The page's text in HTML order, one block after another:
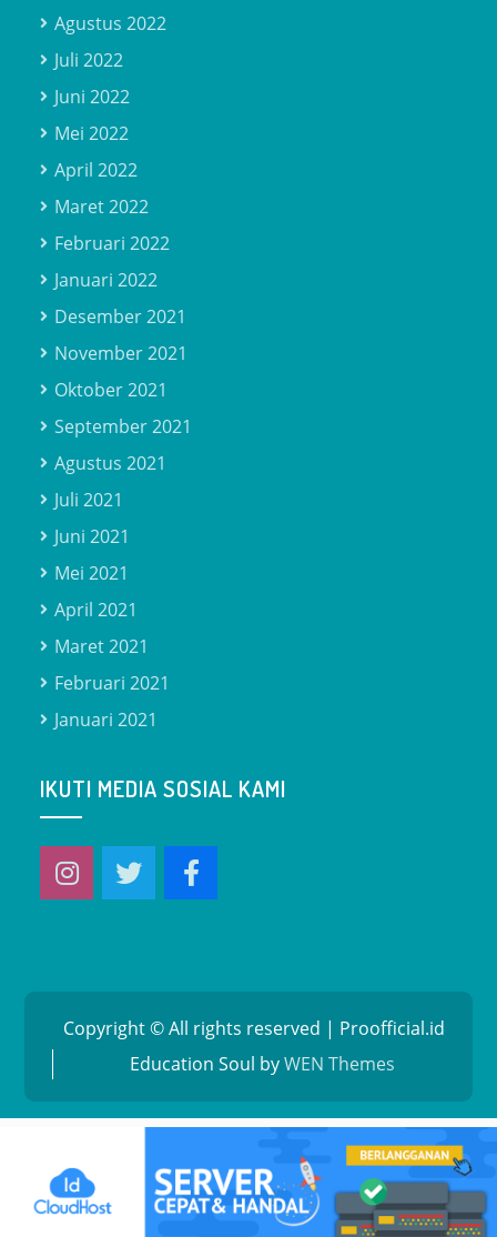
Agustus 2022
Juli 2022
Juni 2022
Mei 2022
April 2022
Maret 2022
Februari 2022
Januari 2022
Desember 2021
November 2021
Oktober 2021
September 2021
Agustus 2021
Juli 2021
Juni 2021
Mei 2021
April 2021
Maret 2021
Februari 2021
Januari 2021
IKUTI MEDIA SOSIAL KAMI
Copyright © All rights reserved | Proofficial.id
Education Soul byWEN Themes